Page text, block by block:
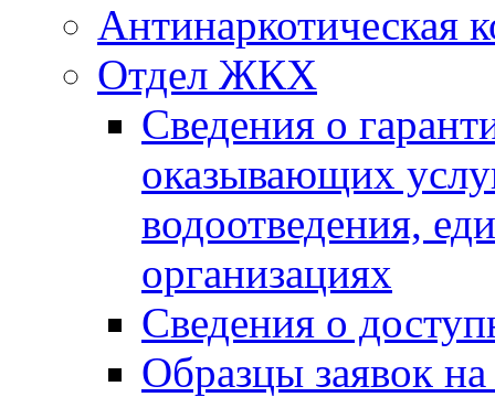
Антинаркотическая
Отдел ЖКХ
Сведения о
оказывающих
водоотведения,
организациях
Сведения о
Образцы заявок